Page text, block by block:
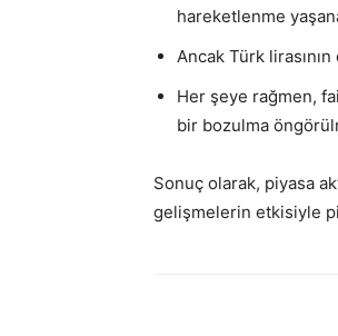
hareketlenme
Ancak Türk
Her şeye rağmen,
bir bozulma
Sonuç olarak, piyasa
gelişmelerin etkisiyle